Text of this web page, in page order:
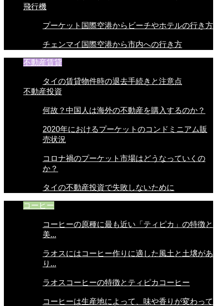
飛行機
プーケット国際空港からビーチやホテルの行き方
チェンマイ国際空港から市内への行き方
不動産賃貸
タイの賃貸物件時の退去手続きと注意点
不動産投資
何故？中国人は海外の不動産を購入するのか？
2020年におけるプーケットのコンドミニアム販
売状況
コロナ禍のプーケット市場はどうなっていくの
か？
タイの不動産投資で失敗しないために
コーヒー
コーヒーの原種に最も近い「ティピカ」の特徴と
美...
ラオスにはコーヒー作りに適した風土と土壌があ
り...
ラオスコーヒーの特徴とティピカコーヒー
コーヒーは生産地によって、味や香りが変わって